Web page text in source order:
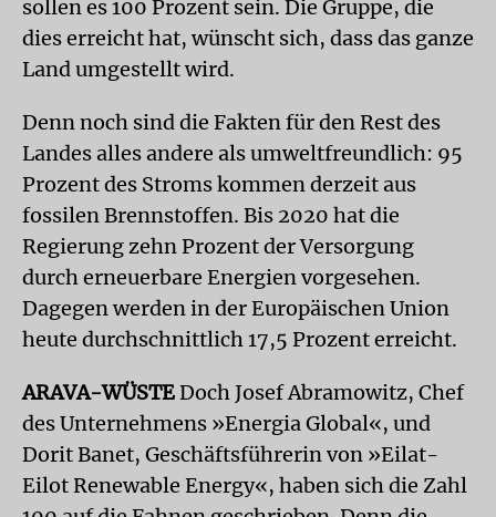
sollen es 100 Prozent sein. Die Gruppe, die
dies erreicht hat, wünscht sich, dass das ganze
Land umgestellt wird.
Denn noch sind die Fakten für den Rest des
Landes alles andere als umweltfreundlich: 95
Prozent des Stroms kommen derzeit aus
fossilen Brennstoffen. Bis 2020 hat die
Regierung zehn Prozent der Versorgung
durch erneuerbare Energien vorgesehen.
Dagegen werden in der Europäischen Union
heute durchschnittlich 17,5 Prozent erreicht.
ARAVA-WÜSTE Doch Josef Abramowitz, Chef
des Unternehmens »Energia Global«, und
Dorit Banet, Geschäftsführerin von »Eilat-
Eilot Renewable Energy«, haben sich die Zahl